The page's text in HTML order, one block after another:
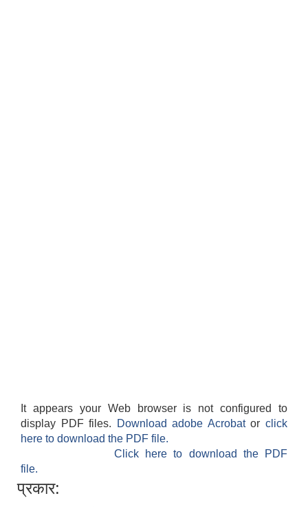
It appears your Web browser is not configured to
display PDF files.
Download adobe Acrobatorclick
here to download the PDF file.
Click here to download the PDF
file.
प्रकार: